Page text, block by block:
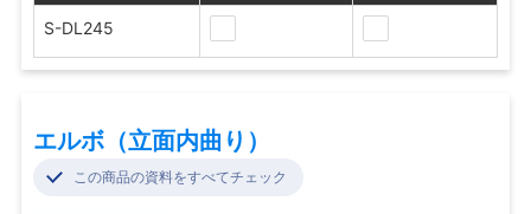
S-DL245
エルボ（立面内曲り）
この商品の資料をすべてチェック